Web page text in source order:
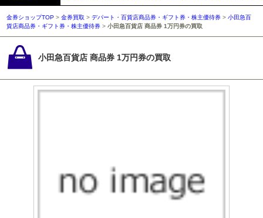
金券ショップTOP >金券買取 >デパート・百貨店商品券・ギフト券・株主優待券 >小田急百
貨店商品券・ギフト券・株主優待券 >小田急百貨店 商品券 1万円券の買取
小田急百貨店 商品券 1万円券の買取